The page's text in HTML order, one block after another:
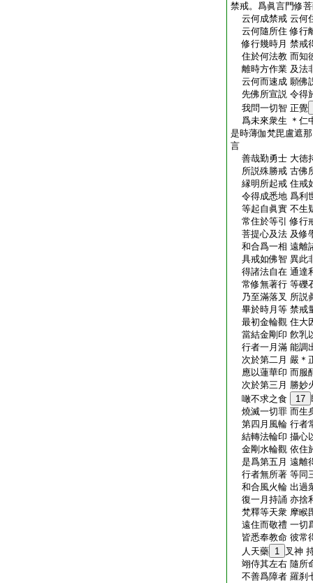
禁戒。爲眞言門修
云何成禁戒 云何
云何隨所住 修行
修行幾時月 禁戒
住於何法教 而知
離時方作業 及法
云何而速成 願佛
先佛所宣説 令得
我問一切智 正覺
爲未來衆生 ＊仁
是時薄伽梵毘盧遮
言
善哉勤勇士 大徳
所説殊勝戒 古佛
縁明所起戒 住戒
令得成悉地 爲利
等起自眞實 不生
常住於等引 修行
菩提心及法 及修
和合爲一相 遠離
具戒如佛智 異此
得諸法自在 通達
常修無著行 等礫
乃至滿落叉 所説
畢於時月等 禁戒
最初金輪觀 住大
當結金剛印 飮乳
行者一月滿 能調
次於第二月 嚴＊
應以蓮華印 而服
次於第三月 勝妙
噉不求之食
17
燒滅一切罪 而生
第四月風輪 行者
結轉法輪印 攝心
金剛水輪觀 依住
是爲第五月 遠離
行者無所著 等同
和合風火輪 出過
復一月持誦 亦捨
梵釋等天衆 摩睺
遠住而敬禮 一切
皆悉奉教命 彼常
人天藥 1 叉神
翊侍其左右 隨所
不善爲障者 羅刹